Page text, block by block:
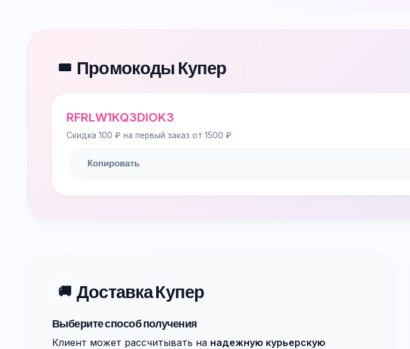
🎟️ Промокоды Купер
RFRLW1KQ3DIOK3
Скидка 100 ₽ на первый заказ от 1500 ₽
Копировать
🚚 Доставка Купер
Выберите способ получения
Клиент может рассчитывать на надежную курьерскую